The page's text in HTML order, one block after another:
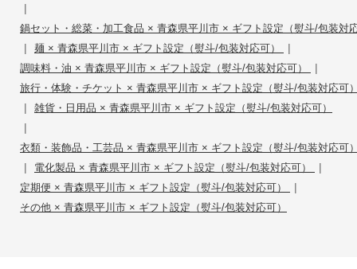
|
鍋セット・総菜・加工食品 × 青森県平川市 × ギフト設定（熨斗/包装対
| 麺 × 青森県平川市 × ギフト設定（熨斗/包装対応可） |
調味料・油 × 青森県平川市 × ギフト設定（熨斗/包装対応可） |
旅行・体験・チケット × 青森県平川市 × ギフト設定（熨斗/包装対応可
| 雑貨・日用品 × 青森県平川市 × ギフト設定（熨斗/包装対応可）
|
衣類・装飾品・工芸品 × 青森県平川市 × ギフト設定（熨斗/包装対応可
| 電化製品 × 青森県平川市 × ギフト設定（熨斗/包装対応可） |
定期便 × 青森県平川市 × ギフト設定（熨斗/包装対応可） |
その他 × 青森県平川市 × ギフト設定（熨斗/包装対応可）